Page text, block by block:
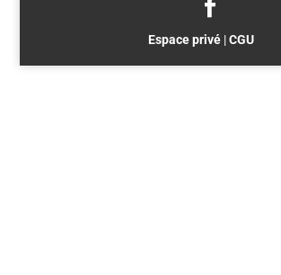
Espace privé|CGU